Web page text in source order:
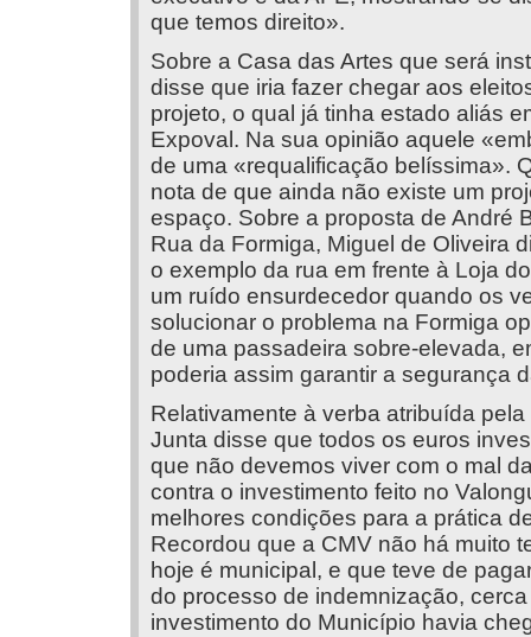
que temos direito».
Sobre a Casa das Artes que será
disse que iria fazer chegar aos
projeto, o qual já tinha estado aliás
Expoval. Na sua opinião aquele
de uma «requalificação belíssima».
nota de que ainda não existe um
espaço. Sobre a proposta de André
Rua da Formiga, Miguel de Oliveira
o exemplo da rua em frente à Loja
um ruído ensurdecedor quando os
solucionar o problema na Formiga
de uma passadeira sobre-elevada,
poderia assim garantir a segurança
Relativamente à verba atribuída
Junta disse que todos os euros
que não devemos viver com o mal
contra o investimento feito no
melhores condições para a prática
Recordou que a CMV não há muito
hoje é municipal, e que teve de
do processo de indemnização,
investimento do Município havia